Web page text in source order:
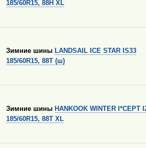
185/60R15, 88H XL
Зимние шины LANDSAIL ICE STAR IS33
185/60R15, 88T (ш)
Зимние шины HANKOOK WINTER I*CEPT
185/60R15, 88T XL